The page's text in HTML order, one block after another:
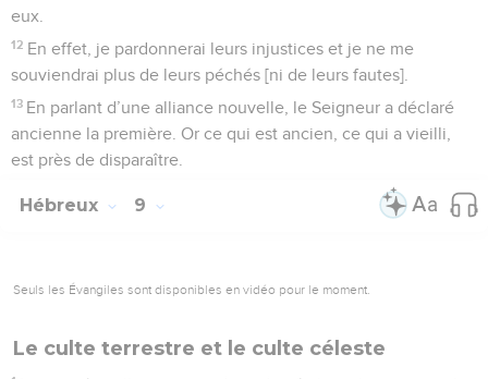
eux.
12 En effet, je pardonnerai leurs injustices et je ne me
souviendrai plus de leurs péchés [ni de leurs fautes].
13 En parlant d’une alliance nouvelle, le Seigneur a déclaré
ancienne la première. Or ce qui est ancien, ce qui a vieilli,
est près de disparaître.
Hébreux 9
Seuls les Évangiles sont disponibles en vidéo pour le moment.
Le culte terrestre et le culte céleste